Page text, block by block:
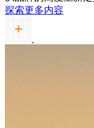
探索更多内容